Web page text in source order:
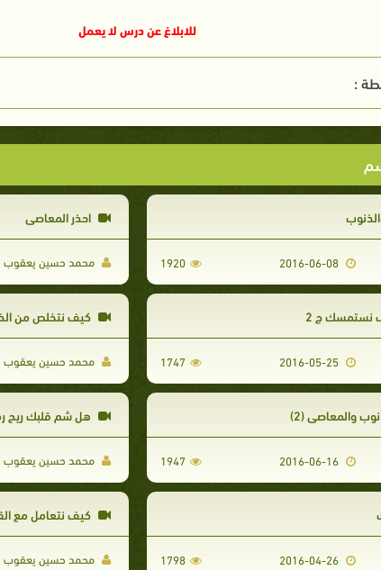
للابلاغ عن درس لا يعمل
:
1920
احذر المعاصي
محمد حسين يعقوب
نستمسك ج 2
1747
كيف نتخلص من
محمد حسين يعقوب
والمعاصي (2)
1947
هل شم قلبك ريح
محمد حسين يعقوب
1798
كيف نتعامل مع
محمد حسين يعقوب